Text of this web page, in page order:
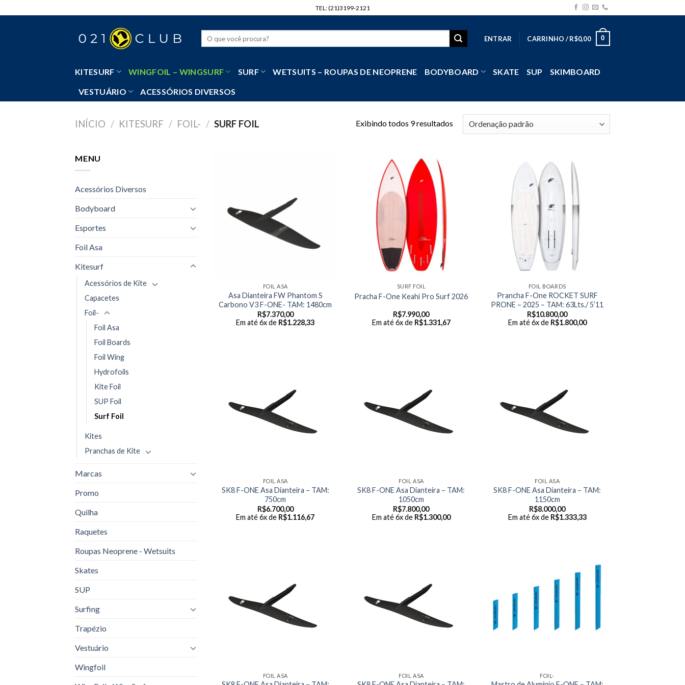
to
TEL: (21)3199-2121
ENTRAR CARRINHO /R$0,00 0
KITESURF WINGFOIL – WINGSURF SURF WETSUITS – ROUPAS DE NEOPRENE BODYBOARD SKATE SUP SKIMBOARD
VESTUÁRIO ACESSÓRIOS DIVERSOS
INÍCIO / KITESURF / FOIL- / SURF FOIL Exibindo todos 9 resultados
MENU
Acessórios Diversos
Bodyboard
Esportes
Foil Asa
Kitesurf
Acessórios de Kite
Capacetes
Foil-
Foil Asa
Foil Boards
Foil Wing
Hydrofoils
Kite Foil
SUP Foil
Surf Foil
Kites
Pranchas de Kite
Marcas
Promo
Quilha
Raquetes
Roupas Neoprene - Wetsuits
Skates
SUP
Surfing
Trapézio
Vestuário
Wingfoil
FOIL ASA
Asa Dianteira FW Phantom S
Carbono V3 F-ONE- TAM: 1480cm
R$7.370,00
Em até 6x de R$1.228,33
SURF FOIL
Pracha F-One Keahi Pro Surf 2026
R$7.990,00
Em até 6x de R$1.331,67
FOIL BOARDS
Prancha F-One ROCKET SURF
PRONE – 2025 – TAM: 63Lts./ 5’11
R$10.800,00
Em até 6x de R$1.800,00
FOIL ASA
SK8 F-ONE Asa Dianteira – TAM:
750cm
R$6.700,00
Em até 6x de R$1.116,67
FOIL ASA
SK8 F-ONE Asa Dianteira – TAM:
1050cm
R$7.800,00
Em até 6x de R$1.300,00
FOIL ASA
SK8 F-ONE Asa Dianteira – TAM:
1150cm
R$8.000,00
Em até 6x de R$1.333,33
FOIL ASA FOIL ASA FOIL-